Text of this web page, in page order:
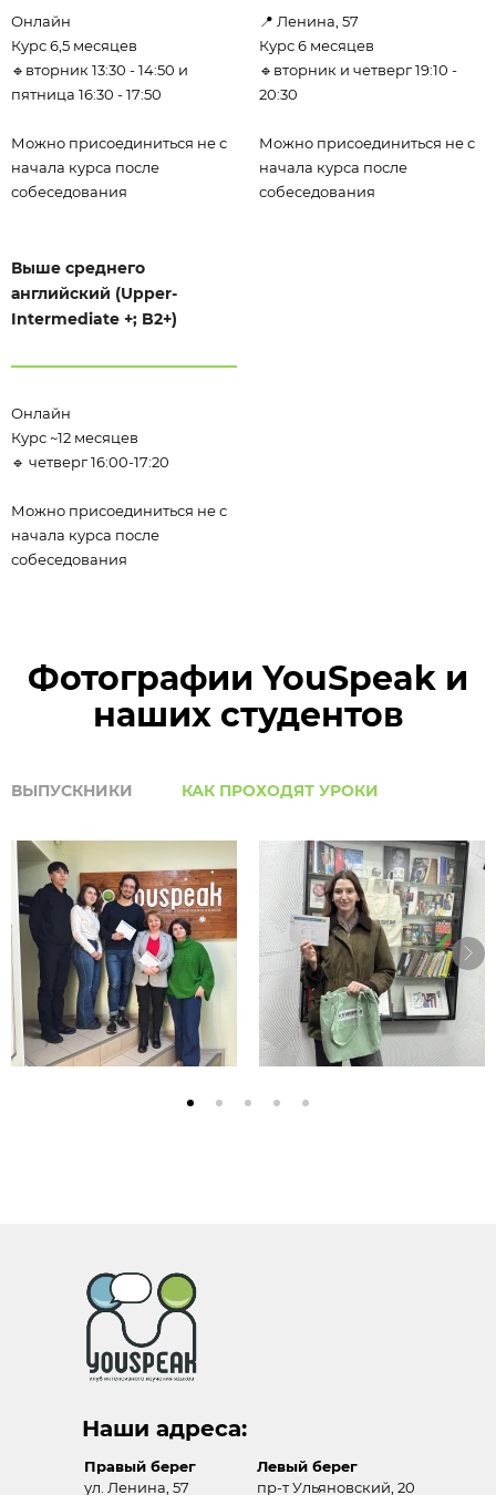
Онлайн
Курс 6,5 месяцев
🔹вторник 13:30 - 14:50 и
пятница 16:30 - 17:50
Можно присоединиться не с
начала курса после
собеседования
📍 Ленина, 57
Курс 6 месяцев
🔹вторник и четверг 19:10 -
20:30
Можно присоединиться не с
начала курса после
собеседования
Выше среднего
английский (Upper-
Intermediate +; B2+)
Онлайн
Курс ~12 месяцев
🔹 четверг 16:00-17:20
Можно присоединиться не с
начала курса после
собеседования
Фотографии YouSpeak и
наших студентов
ВЫПУСКНИКИ КАК ПРОХОДЯТ УРОКИ
Наши адреса:
Правый берег
ул. Ленина, 57
Левый берег
пр-т Ульяновский, 20